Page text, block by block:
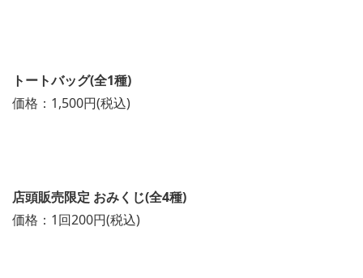
トートバッグ(全1種)
価格：1,500円(税込)
店頭販売限定 おみくじ(全4種)
価格：1回200円(税込)